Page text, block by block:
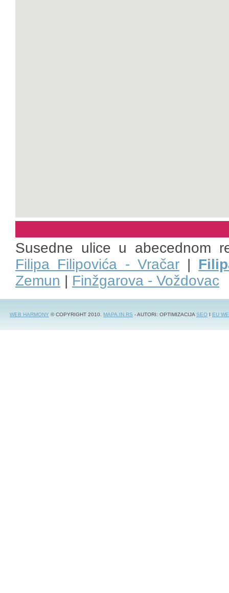
Susedne ulice u abecednom
Filipa Filipovića - Vračar|
Zemun | Finžgarova - Voždovac
WEB HARMONY © COPYRIGHT 2010. MAPA.IN.RS - AUTORI: OPTIMIZACIJA SEO I EU